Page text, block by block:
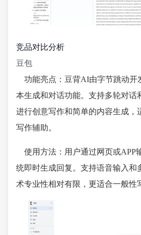
竞品对比分析
豆包
功能亮点：豆背AI由字节跳动开
本生成和对话功能。支持多轮对话
进行创意写作和简单的内容生成，
写作辅助。
使用方法：用户通过网页或APP
统即时生成回复。支持语音输入和
术专业性相对有限，更适合一般性